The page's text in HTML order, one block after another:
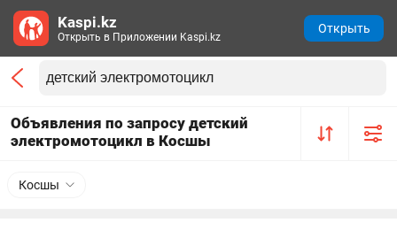
Объявления по запросу детский
электромотоцикл в Косшы
Косшы
Kaspi.kz
Открыть в Приложении Kaspi.kz
Открыть